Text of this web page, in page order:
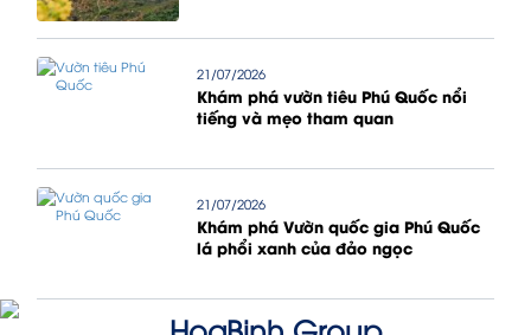
21/07/2026
Khám phá vườn tiêu Phú Quốc nổi
tiếng và mẹo tham quan
21/07/2026
Khám phá Vườn quốc gia Phú Quốc
lá phổi xanh của đảo ngọc